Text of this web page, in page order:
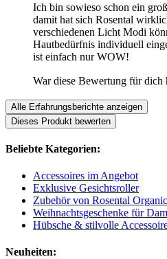
Ich bin sowieso schon ein
damit hat sich Rosental
verschiedenen Licht Modi
Hautbedürfnis individuell
ist einfach nur WOW!
War diese Bewertung für dich
Alle Erfahrungsberichte anzeigen
Dieses Produkt bewerten
Beliebte Kategorien:
Accessoires im Angebot
Exklusive Gesichtsroller
Zubehör von Rosental
Weihnachtsgeschenke für
Hübsche & stilvolle
Neuheiten: